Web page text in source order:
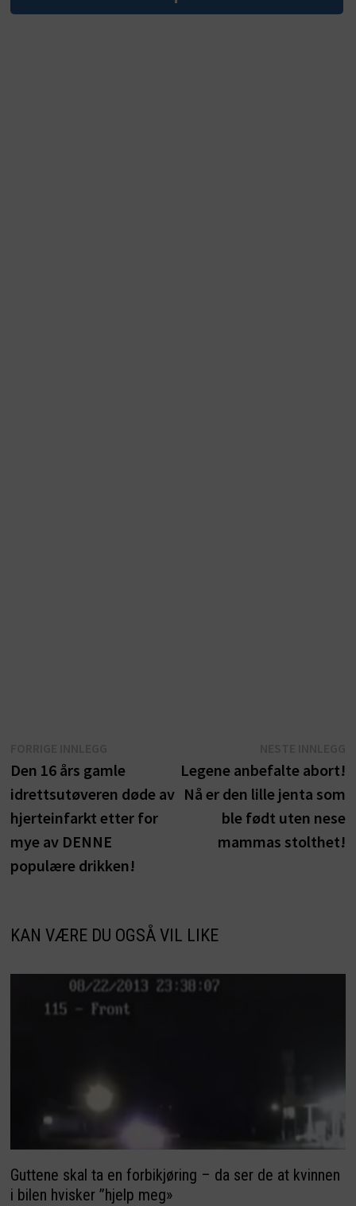
innlegg:
Den 16 års gamle
idrettsutøveren døde av
hjerteinfarkt etter for
mye av DENNE
populære drikken!
Legene anbefalte abort!
Nå er den lille jenta som
ble født uten nese
mammas stolthet!
KAN VÆRE DU OGSÅ VIL LIKE
Guttene skal ta en forbikjøring – da ser de at kvinnen
i bilen hvisker ”hjelp meg»